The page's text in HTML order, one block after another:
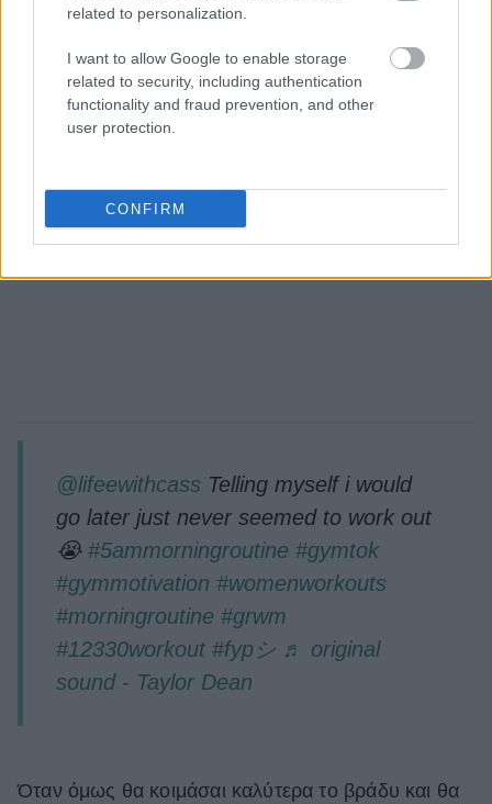
related to personalization.
I want to allow Google to enable storage
related to security, including authentication
functionality and fraud prevention, and other
user protection.
CONFIRM
@lifeewithcass Telling myself i would
go later just never seemed to work out
😭 #5ammorningroutine #gymtok
#gymmotivation #womenworkouts
#morningroutine #grwm
#12330workout #fypシ ♬ original
sound - Taylor Dean
Όταν όμως θα κοιμάσαι καλύτερα το βράδυ και θα